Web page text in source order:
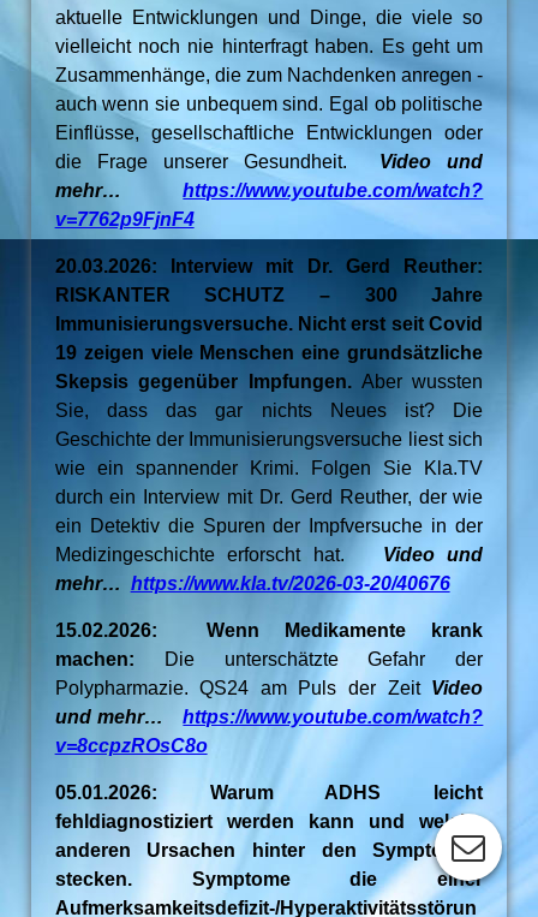
aktuelle Entwicklungen und Dinge, die viele so
vielleicht noch nie hinterfragt haben. Es geht um
Zusammenhänge, die zum Nachdenken anregen -
auch wenn sie unbequem sind. Egal ob politische
Einflüsse, gesellschaftliche Entwicklungen oder
die Frage unserer Gesundheit.
Video und
mehr…https://www.youtube.com/watch?
v=7762p9FjnF4
20.03.2026: Interview mit Dr. Gerd Reuther:
RISKANTER SCHUTZ – 300 Jahre
Immunisierungsversuche. Nicht erst seit Covid
19 zeigen viele Menschen eine grundsätzliche
Skepsis gegenüber Impfungen. Aber wussten
Sie, dass das gar nichts Neues ist? Die
Geschichte der Immunisierungsversuche liest sich
wie ein spannender Krimi. Folgen Sie Kla.TV
durch ein Interview mit Dr. Gerd Reuther, der wie
ein Detektiv die Spuren der Impfversuche in der
Medizingeschichte erforscht hat. Video und
mehr… https://www.kla.tv/2026-03-20/40676
15.02.2026: Wenn Medikamente krank
machen:
Die unterschätzte Gefahr der
Polypharmazie. QS24 am Puls der Zeit Video
und mehr…https://www.youtube.com/watch?
v=8ccpzROsC8o
05.01.2026: Warum ADHS leicht
fehldiagnostiziert werden kann und welche
anderen Ursachen hinter den Symptomen
stecken. Symptome die einer
Aufmerksamkeitsdefizit-/Hyperaktivitätsstörun